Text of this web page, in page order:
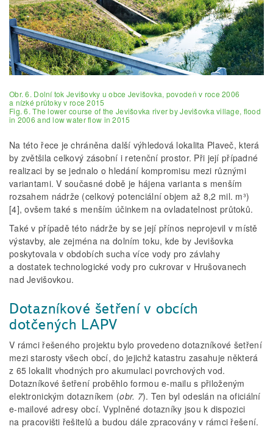
Obr. 6. Dolní tok Jevišovky u obce Jevišovka, povodeň v roce 2006
a nízké průtoky v roce 2015
Fig. 6. The lower course of the Jevišovka river by Jevišovka village, flood
in 2006 and low water flow in 2015
Na této řece je chráněna další výhledová lokalita Plaveč, která
by zvětšila celkový zásobní i retenční prostor. Při její případné
realizaci by se jednalo o hledání kompromisu mezi různými
variantami. V současné době je hájena varianta s menším
rozsahem nádrže (celkový potenciální objem až 8,2 mil. m³)
[4], ovšem také s menším účinkem na ovladatelnost průtoků.
Také v případě této nádrže by se její přínos neprojevil v místě
výstavby, ale zejména na dolním toku, kde by Jevišovka
poskytovala v obdobích sucha více vody pro závlahy
a dostatek technologické vody pro cukrovar v Hrušovanech
nad Jevišovkou.
Dotazníkové šetření v obcích
dotčených LAPV
V rámci řešeného projektu bylo provedeno dotazníkové šetření
mezi starosty všech obcí, do jejichž katastru zasahuje některá
z 65 lokalit vhodných pro akumulaci povrchových vod.
Dotazníkové šetření proběhlo formou e­‑mailu s přiloženým
elektronickým dotazníkem (obr. 7). Ten byl odeslán na oficiální
e­‑mailové adresy obcí. Vyplněné dotazníky jsou k dispozici
na pracovišti řešitelů a budou dále zpracovány v rámci řešení.